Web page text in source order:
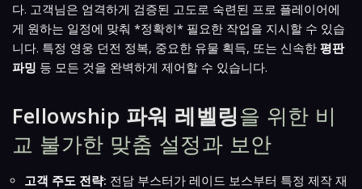
다. 고객님은 엄격하게 검증된 고도로 숙련된 프로 플레이어에
게 원하는 일정에 맞춰 *정확히* 필요한 작업을 지시할 수 있습
니다. 특정 영웅 던전 정복, 중요한 유물 획득, 또는 신속한 평판
파밍 등 모든 것을 완벽하게 제어할 수 있습니다.
Fellowship 파워 레벨링을 위한 비
교 불가한 맞춤 설정과 보안
고객 주도 전략: 전담 부스터가 레이드 보스부터 특정 제작 재